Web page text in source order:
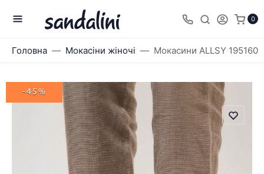
0
Головна Мокасіни жіночі Мокасини ALLSY 195160
-45%